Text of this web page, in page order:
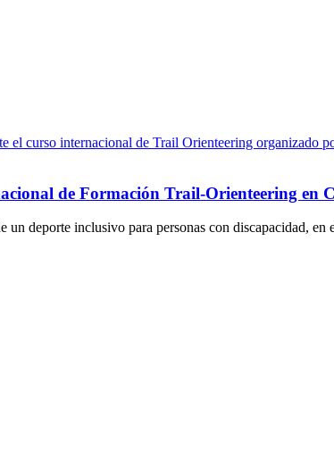
de Formación Trail-Orienteering en
deporte inclusivo para personas con discapacidad,